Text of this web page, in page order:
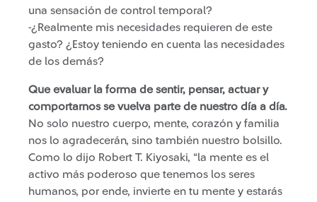
una sensación de control temporal?
-¿Realmente mis necesidades requieren de este
gasto? ¿Estoy teniendo en cuenta las necesidades
de los demás?
Que evaluar la forma de sentir, pensar, actuar y
comportarnos se vuelva parte de nuestro día a día.
No solo nuestro cuerpo, mente, corazón y familia
nos lo agradecerán, sino también nuestro bolsillo.
Como lo dijo Robert T. Kiyosaki, “la mente es el
activo más poderoso que tenemos los seres
humanos, por ende, invierte en tu mente y estarás